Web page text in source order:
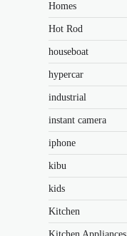
Homes
Hot Rod
houseboat
hypercar
industrial
instant camera
iphone
kibu
kids
Kitchen